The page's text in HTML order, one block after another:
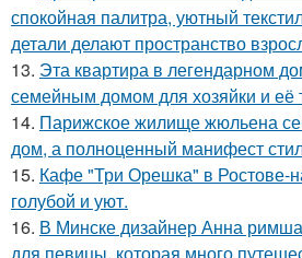
спокойная палитра, уютный
детали делают пространство
13. Эта квартира в легендарном
семейным домом для хозяйки и её
14. Парижское жилище жюльена
дом, а полноценный манифест
15. Кафе "Три Орешка" в Ростове-
голубой и уют.
16. В Минске дизайнер Анна